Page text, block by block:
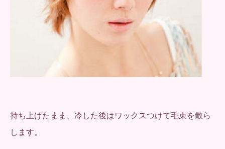
持ち上げたまま、冷した後はワックスつけて毛束を散ら
します。